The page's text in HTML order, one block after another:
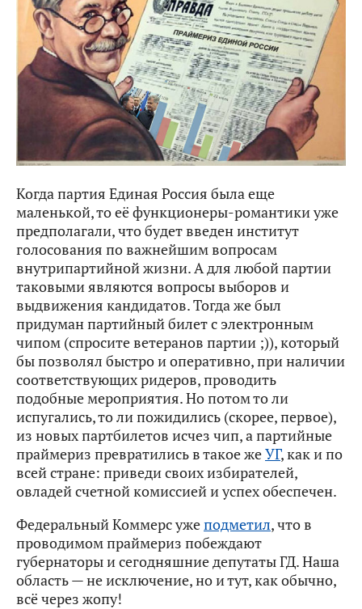
Когда партия Единая Россия была еще
маленькой, то её функционеры-романтики уже
предполагали, что будет введен институт
голосования по важнейшим вопросам
внутрипартийной жизни. А для любой партии
таковыми являются вопросы выборов и
выдвижения кандидатов. Тогда же был
придуман партийный билет с электронным
чипом (спросите ветеранов партии ;)), который
бы позволял быстро и оперативно, при наличии
соответствующих ридеров, проводить
подобные мероприятия. Но потом то ли
испугались, то ли пожидились (скорее, первое),
из новых партбилетов исчез чип, а партийные
праймериз превратились в такое жеУГ, как и по
всей стране: приведи своих избирателей,
овладей счетной комиссией и успех обеспечен.
Федеральный Коммерс ужеподметил, что в
проводимом праймериз побеждают
губернаторы и сегодняшние депутаты ГД. Наша
область — не исключение, но и тут, как обычно,
всё через жопу!